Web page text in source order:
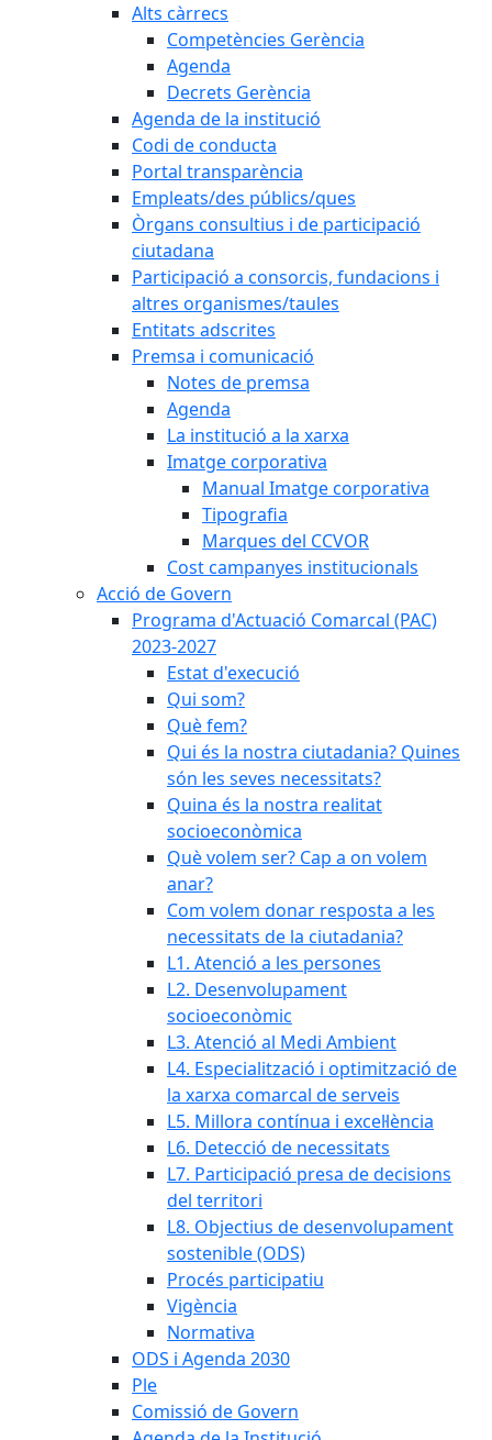
Alts càrrecs
Competències Gerència
Agenda
Decrets Gerència
Agenda de la institució
Codi de conducta
Portal transparència
Empleats/des públics/ques
Òrgans consultius i de participació
ciutadana
Participació a consorcis, fundacions i
altres organismes/taules
Entitats adscrites
Premsa i comunicació
Notes de premsa
Agenda
La institució a la xarxa
Imatge corporativa
Manual Imatge corporativa
Tipografia
Marques del CCVOR
Cost campanyes institucionals
Acció de Govern
Programa d'Actuació Comarcal (PAC)
2023-2027
Estat d'execució
Qui som?
Què fem?
Qui és la nostra ciutadania? Quines
són les seves necessitats?
Quina és la nostra realitat
socioeconòmica
Què volem ser? Cap a on volem
anar?
Com volem donar resposta a les
necessitats de la ciutadania?
L1. Atenció a les persones
L2. Desenvolupament
socioeconòmic
L3. Atenció al Medi Ambient
L4. Especialització i optimització de
la xarxa comarcal de serveis
L5. Millora contínua i excel·lència
L6. Detecció de necessitats
L7. Participació presa de decisions
del territori
L8. Objectius de desenvolupament
sostenible (ODS)
Procés participatiu
Vigència
Normativa
ODS i Agenda 2030
Ple
Comissió de Govern